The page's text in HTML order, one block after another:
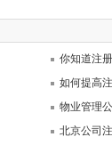
你知道注
如何提高
物业管理
北京公司